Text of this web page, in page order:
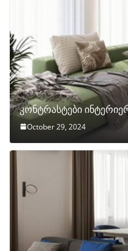
კონტრასტები
October 29, 2024